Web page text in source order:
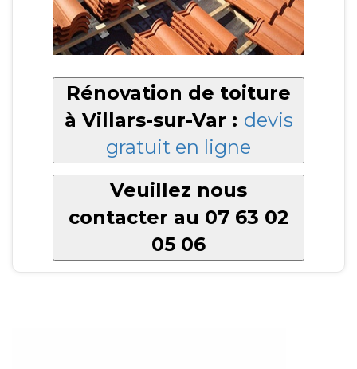
Rénovation de toiture
à Villars-sur-Var : devis
gratuit en ligne
Veuillez nous
contacter au 07 63 02
05 06